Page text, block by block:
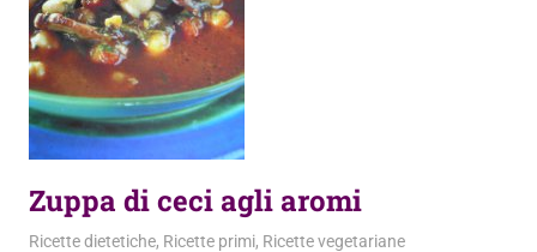
Zuppa di ceci agli aromi
6 Ottobre 2012
admin
Ricette dietetiche, Ricette primi, Ricette vegetariane